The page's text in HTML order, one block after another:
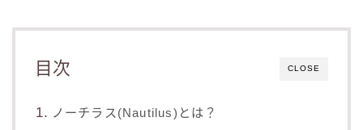
CLOSE
目次
ノーチラス(Nautilus)とは？